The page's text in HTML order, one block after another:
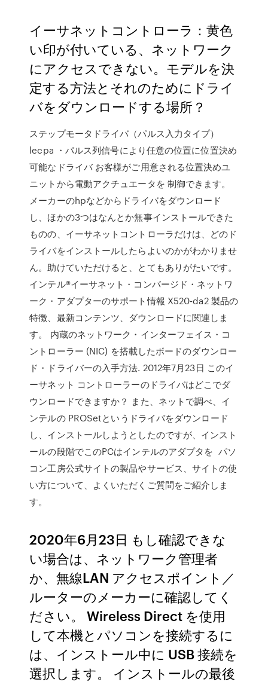
イーサネットコントローラ：黄色
い印が付いている、ネットワーク
にアクセスできない。モデルを決
定する方法とそれのためにドライ
バをダウンロードする場所？
ステップモータドライバ（パルス入力タイプ）
lecpa ・パルス列信号により任意の位置に位置決め
可能なドライバ お客様がご用意される位置決めユ
ニットから電動アクチュエータを 制御できます。
メーカーのhpなどからドライバをダウンロード
し、ほかの3つはなんとか無事インストールできた
ものの、イーサネットコントローラだけは、どのド
ライバをインストールしたらよいのかがわかりませ
ん。助けていただけると、とてもありがたいです。
インテル®イーサネット・コンバージド・ネットワ
ーク・アダプターのサポート情報 X520-da2 製品の
特徴、最新コンテンツ、ダウンロードに関連しま
す。 内蔵のネットワーク・インターフェイス・コ
ントローラー (NIC) を搭載したボードのダウンロー
ド・ドライバーの入手方法. 2012年7月23日 このイ
ーサネット コントローラーのドライバはどこでダ
ウンロードできますか？ また、ネットで調べ、イ
ンテルの PROSetというドライバをダウンロード
し、インストールしようとしたのですが、インスト
ールの段階でこのPCはインテルのアダプタを パソ
コン工房公式サイトの製品やサービス、サイトの使
い方について、よくいただくご質問をご紹介しま
す。
2020年6月23日 もし確認できな
い場合は、ネットワーク管理者
か、無線LAN アクセスポイント／
ルーターのメーカーに確認してく
ださい。 Wireless Direct を使用
して本機とパソコンを接続するに
は、インストール中に USB 接続を
選択します。 インストールの最後